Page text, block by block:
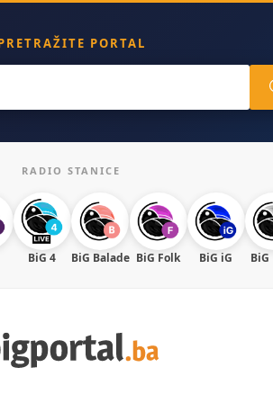
PORTAL
RADIO STANICE
BiG 4 BiG Balade BiG Folk BiG iG BiG